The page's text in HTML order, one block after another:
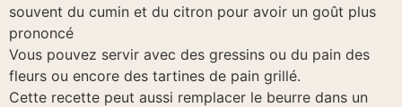
souvent du cumin et du citron pour avoir un goût plus
prononcé
Vous pouvez servir avec des gressins ou du pain des
fleurs ou encore des tartines de pain grillé.
Cette recette peut aussi remplacer le beurre dans un